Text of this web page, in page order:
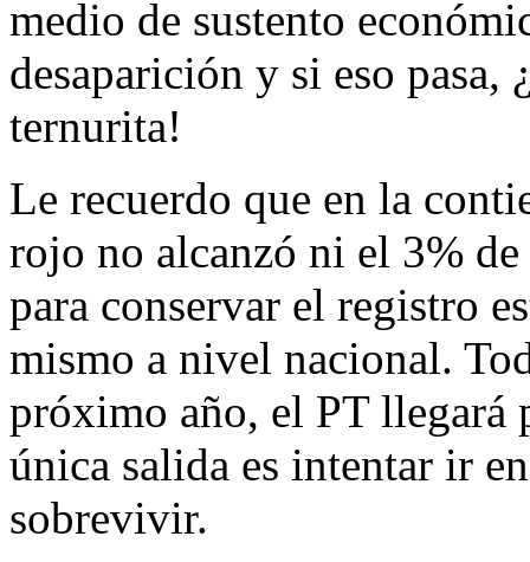
medio de sustento
desaparición y si eso pasa,
ternurita!
Le recuerdo que en la
rojo no alcanzó ni el 3%
para conservar el registro
mismo a nivel nacional.
próximo año, el PT llegará
única salida es intentar ir
sobrevivir.